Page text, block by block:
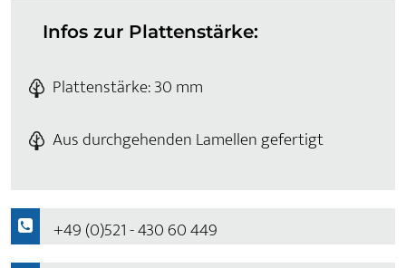
Infos zur Plattenstärke:
Plattenstärke: 30 mm
Aus durchgehenden Lamellen gefertigt
+49 (0)521 - 430 60 449